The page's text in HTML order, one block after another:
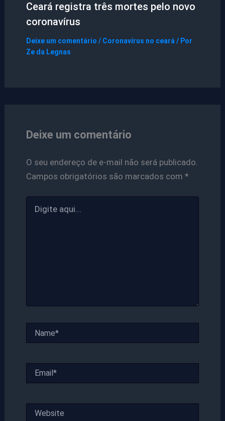
Ceará registra três mortes pelo novo
coronavírus
Deixe um comentário / Coronavírus no ceará / Por
Ze da Legnas
Deixe um comentário
O seu endereço de e-mail não será publicado.
Campos obrigatórios são marcados com *
aqui...